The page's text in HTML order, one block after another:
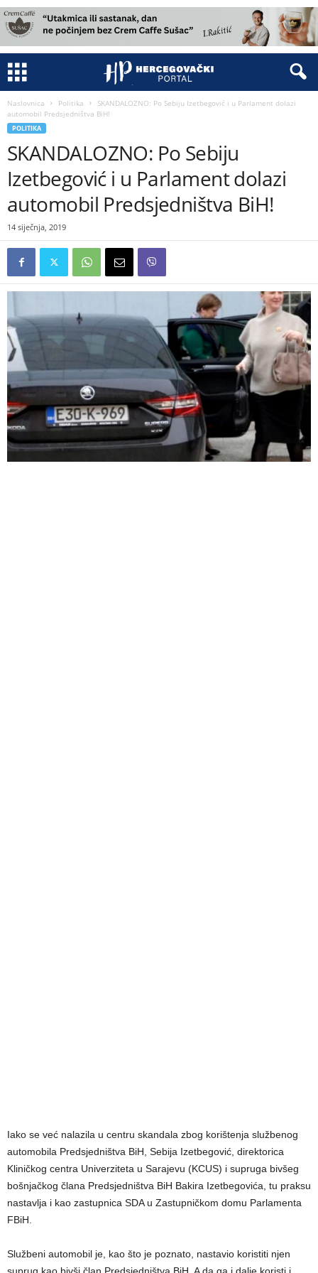
Naslovnica Politika
SKANDALOZNO: Po Sebiju Izetbegović i u Parlament dolazi
automobil Predsjedništva BiH!
POLITIKA
SKANDALOZNO: Po Sebiju
Izetbegović i u Parlament dolazi
automobil Predsjedništva BiH!
14 siječnja, 2019
Iako se već nalazila u centru skandala zbog korištenja službenog
automobila Predsjedništva BiH, Sebija Izetbegović, direktorica
Kliničkog centra Univerziteta u Sarajevu (KCUS) i supruga bivšeg
bošnjačkog člana Predsjedništva BiH Bakira Izetbegovića, tu praksu
nastavlja i kao zastupnica SDA u Zastupničkom domu Parlamenta
FBiH.
Službeni automobil je, kao što je poznato, nastavio koristiti njen